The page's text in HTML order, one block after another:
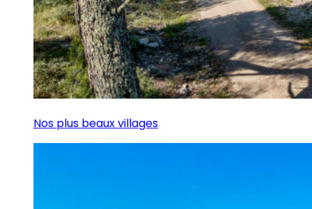
Nos plus beaux villages